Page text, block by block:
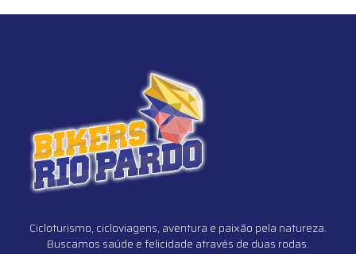
Cicloturismo, cicloviagens, aventura e paixão pela natureza.
Buscamos saúde e felicidade através de duas rodas.